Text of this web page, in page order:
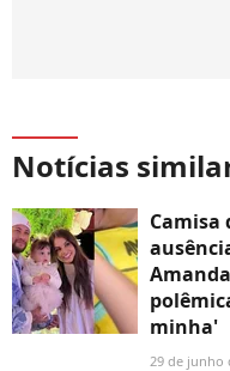
Notícias
Camisa
minha'
29 de junho